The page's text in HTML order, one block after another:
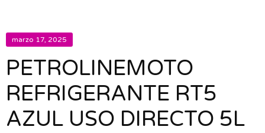
marzo 17, 2025
PETROLINEMOTO
REFRIGERANTE RT5
AZUL USO DIRECTO 5L